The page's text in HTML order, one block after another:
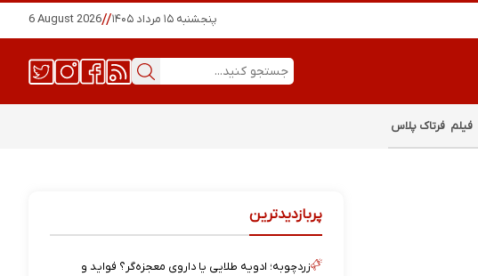
پنجشنبه ۱۵ مرداد ۱۴۰۵ //
6 August 2026
فیلم فرتاک پلاس
پربازدیدترین
زردچوبه؛ ادویه طلایی یا داروی معجزه‌گر؟ فواید و